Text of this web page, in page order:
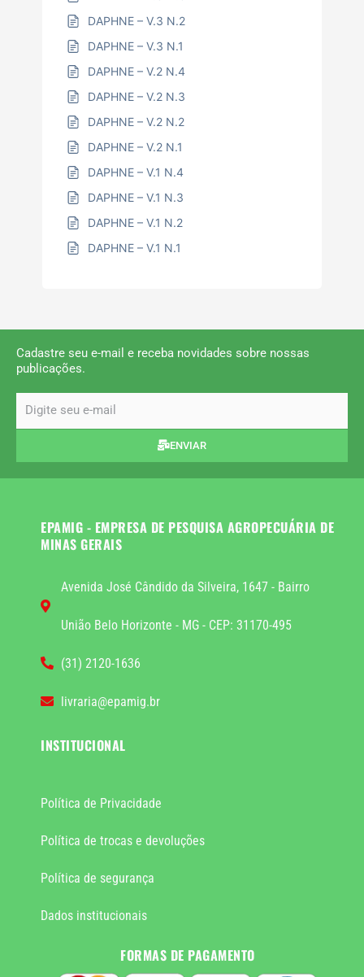
DAPHNE – V.3 N.2
DAPHNE – V.3 N.1
DAPHNE – V.2 N.4
DAPHNE – V.2 N.3
DAPHNE – V.2 N.2
DAPHNE – V.2 N.1
DAPHNE – V.1 N.4
DAPHNE – V.1 N.3
DAPHNE – V.1 N.2
DAPHNE – V.1 N.1
Cadastre seu e-mail e receba novidades sobre nossas
publicações.
ENVIAR
EPAMIG - EMPRESA DE PESQUISA AGROPECUÁRIA DE
MINAS GERAIS
Avenida José Cândido da Silveira, 1647 - Bairro
União Belo Horizonte - MG - CEP: 31170-495
(31) 2120-1636
livraria@epamig.br
INSTITUCIONAL
Política de Privacidade
Política de trocas e devoluções
Política de segurança
Dados institucionais
FORMAS DE PAGAMENTO